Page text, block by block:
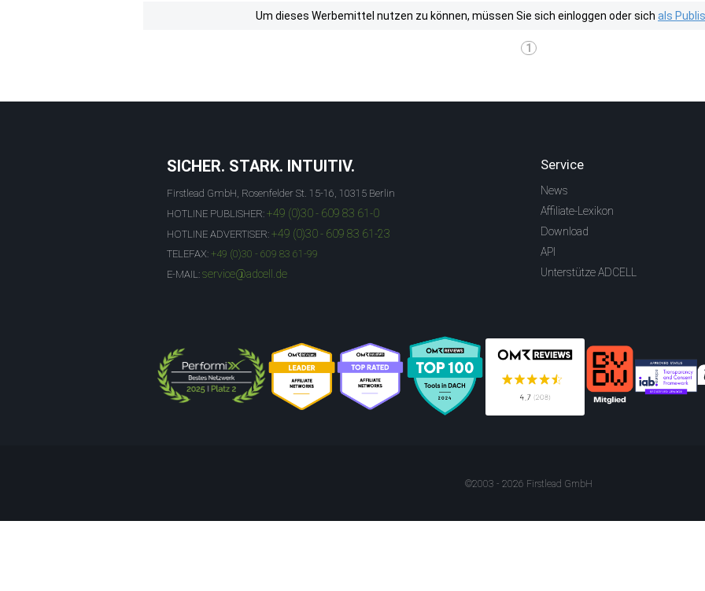
Um dieses Werbemittel nutzen zu können, müssen Sie sich einloggen oder sich als
1
SICHER. STARK. INTUITIV.
Firstlead GmbH, Rosenfelder St. 15-16, 10315 Berlin
HOTLINE PUBLISHER: +49 (0)30 - 609 83 61-0
HOTLINE ADVERTISER: +49 (0)30 - 609 83 61-23
TELEFAX: +49 (0)30 - 609 83 61-99
E-MAIL: service@adcell.de
Service
News
Affiliate-Lexikon
Download
API
Unterstütze ADCELL
©2003 - 2026 Firstlead GmbH